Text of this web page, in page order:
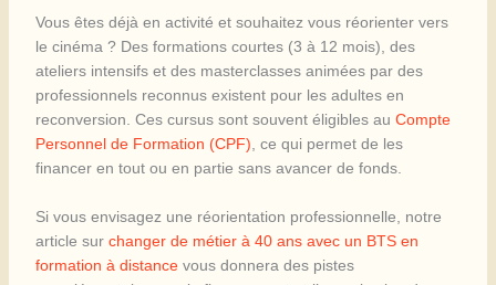
Vous êtes déjà en activité et souhaitez vous réorienter vers
le cinéma ? Des formations courtes (3 à 12 mois), des
ateliers intensifs et des masterclasses animées par des
professionnels reconnus existent pour les adultes en
reconversion. Ces cursus sont souvent éligibles au Compte
Personnel de Formation (CPF) , ce qui permet de les
financer en tout ou en partie sans avancer de fonds.
Si vous envisagez une réorientation professionnelle, notre
article sur changer de métier à 40 ans avec un BTS en
formation à distancevous donnera des pistes